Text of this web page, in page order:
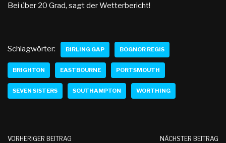
Bei über 20 Grad, sagt der Wetterbericht!
Schlagwörter: BIRLING GAP BOGNOR REGIS
BRIGHTON EASTBOURNE PORTSMOUTH
SEVEN SISTERS SOUTHAMPTON WORTHING
VORHERIGER BEITRAG NÄCHSTER BEITRAG